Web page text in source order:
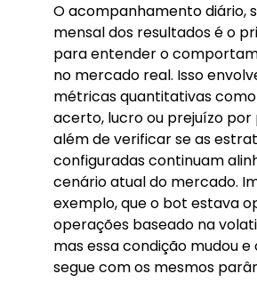
O acompanhamento diário,
mensal dos resultados é o
para entender o
no mercado real. Isso
métricas quantitativas
acerto, lucro ou prejuízo por
além de verificar se as
configuradas continuam
cenário atual do mercado.
exemplo, que o bot estava
operações baseado na
mas essa condição mudou e
segue com os mesmos